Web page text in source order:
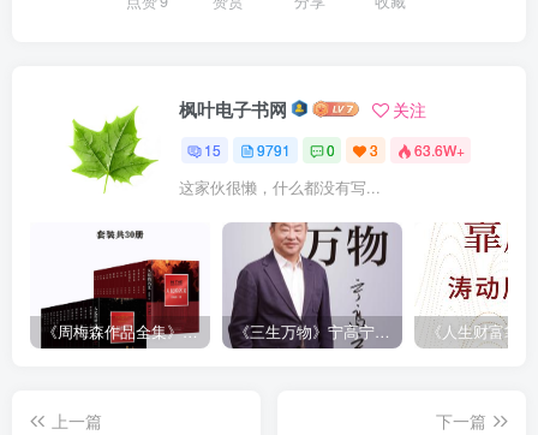
枫叶电子书网 关注
15 9791 0 3 63.6W+
这家伙很懒，什么都没有写...
《周梅森作品全集》[共30册] 《三生万物》宁高宁（epub+mobi+azw3+pdf）
上一篇
下一篇